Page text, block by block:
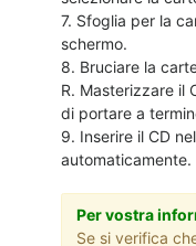
7. Sfoglia per la
schermo.
8. Bruciare la
R. Masterizzare il
di portare a
9. Inserire il CD
automaticamente.
Per vostra
Se si verifica